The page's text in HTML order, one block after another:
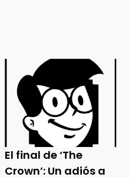
El final de ‘The
Crown’: Un adiós a